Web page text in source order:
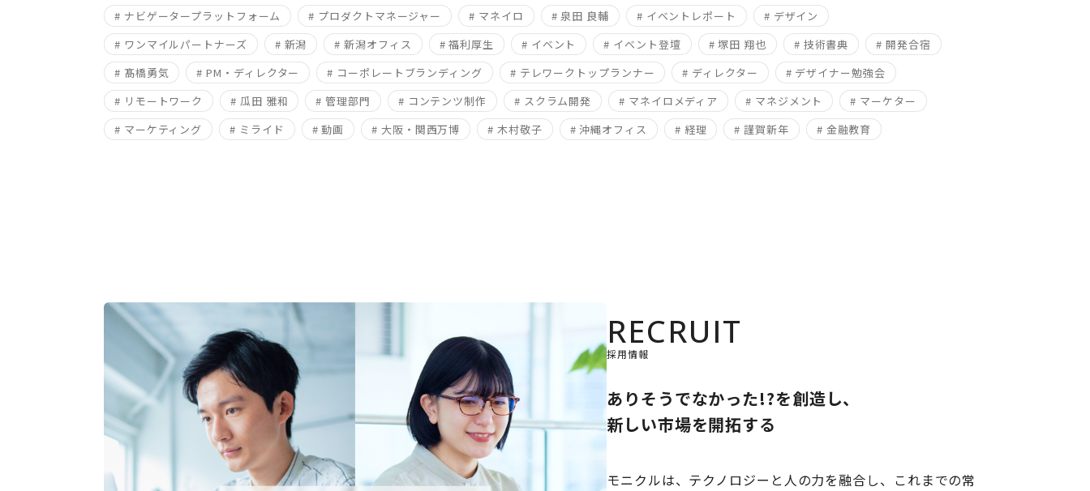
# ナビゲータープラットフォーム
# プロダクトマネージャー # マネイロ # 泉田 良輔 # イベントレポート
# デザイン
# ワンマイルパートナーズ
# 新潟 # 新潟オフィス # 福利厚生 # イベント # イベント登壇 # 塚田 翔也 # 技術書典
# 開発合宿
# 髙橋勇気
# PM・ディレクター # コーポレートブランディング # テレワークトップランナー # ディレクター
# デザイナー勉強会
# リモートワーク
# 瓜田 雅和 # 管理部門 # コンテンツ制作 # スクラム開発 # マネイロメディア # マネジメント
# マーケター
# マーケティング
# ミライド # 動画 # 大阪・関西万博 # 木村敬子 # 沖縄オフィス # 経理 # 謹賀新年 # 金融教育
RECRUIT
採用情報
ありそうでなかった!?を創造し、
新しい市場を開拓する
モニクルは、テクノロジーと人の力を融合し、これまでの常